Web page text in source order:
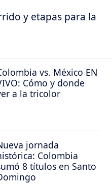
y etapas para la
vs. México EN
Cómo y donde
a la tricolor
jornada
Colombia
8 títulos en Santo